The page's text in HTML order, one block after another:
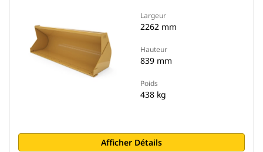
Largeur
2262 mm
Hauteur
839 mm
Poids
438 kg
Afficher Détails